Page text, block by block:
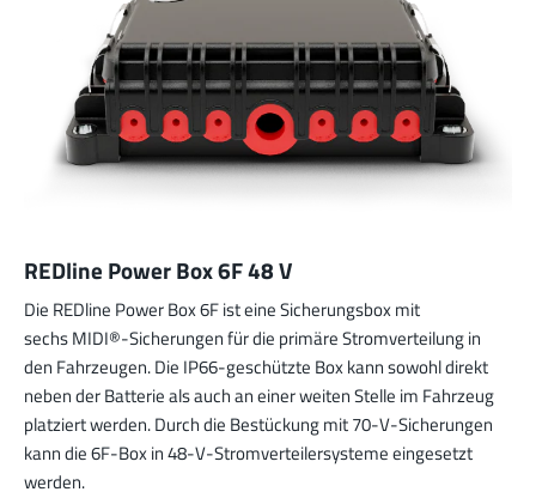
REDline Power Box 6F 48 V
Die REDline Power Box 6F ist eine Sicherungsbox mit
sechs MIDI®-Sicherungen für die primäre Stromverteilung in
den Fahrzeugen. Die IP66-geschützte Box kann sowohl direkt
neben der Batterie als auch an einer weiten Stelle im Fahrzeug
platziert werden. Durch die Bestückung mit 70-V-Sicherungen
kann die 6F-Box in 48-V-Stromverteilersysteme eingesetzt
werden.